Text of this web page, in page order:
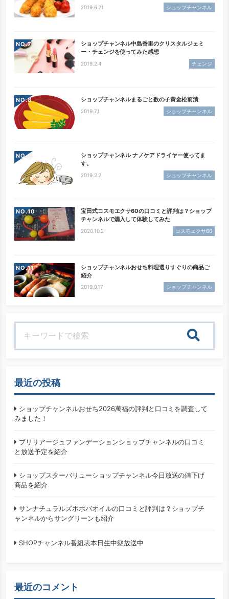
2019.6.21 ショップチャンネル
NO.
ショップチャンネル中島香里のクリスタルジェミ
ー・チェンジを使ってみた感想
2019.2.4 チェンジ
NO. ショップチャンネルまるごと数の子黄金松前漬
2019.7.1 ショップチャンネル
NO.
ショップチャンネル ナノケアドライヤー使ってま
す。
2019.2.2 ショップチャンネル
NO.
宝田式コスモエクサ60の口コミと評判は？ショップ
チャンネルで購入して体験してみた
2020.10.2 コスモエクサ60
NO.
ショップチャンネルおせち料理選りすぐりの商品ご
紹介
2019.9.17 ショップチャンネル
最近の投稿
ショップチャンネルおせち2026萬福の評判と口コミを調査して
みました！
ブリリアージュファンデーションショップチャンネルの口コミ
と放送予定を紹介
ショップスターバリューショップチャンネル今日放送の値下げ
商品を紹介
サンナチュラルズホホバオイルの口コミと評判は？ショップチ
ャンネルからサングリーンも紹介
SHOPチャンネル番組表本日生中継放送中
最近のコメント